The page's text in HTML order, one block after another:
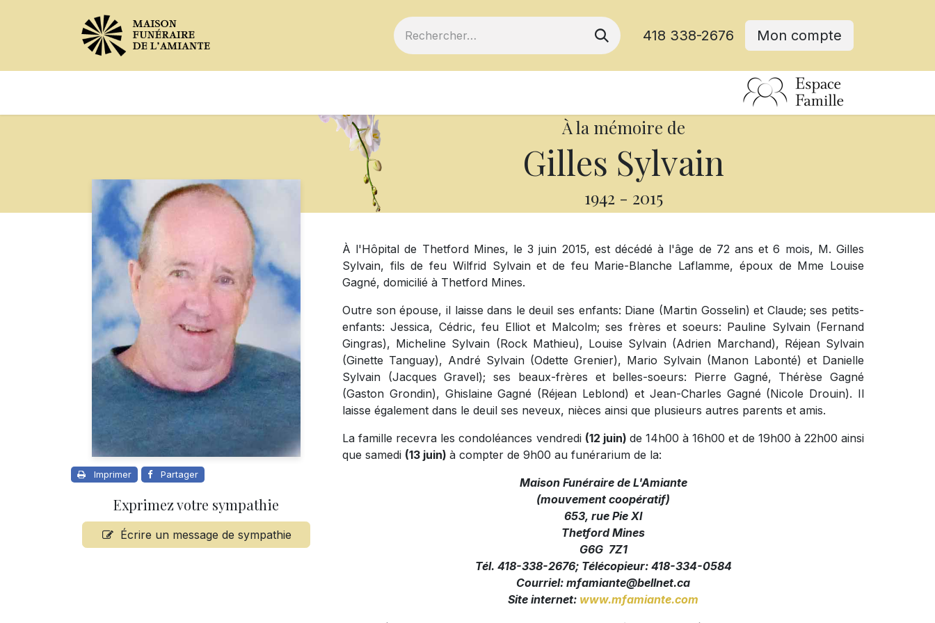
418 338-2676 Mon compte
À la mémoire de
Gilles Sylvain
1942 - 2015
Imprimer Partager
Exprimez votre sympathie
Écrire un message de sympathie
À l'Hôpital de Thetford Mines, le 3 juin 2015, est décédé à l'âge de 72 ans et 6 mois, M. Gilles
Sylvain, fils de feu Wilfrid Sylvain et de feu Marie-Blanche Laflamme, époux de Mme Louise
Gagné, domicilié à Thetford Mines.
Outre son épouse, il laisse dans le deuil ses enfants: Diane (Martin Gosselin) et Claude; ses petits-
enfants: Jessica, Cédric, feu Elliot et Malcolm; ses frères et soeurs: Pauline Sylvain (Fernand
Gingras), Micheline Sylvain (Rock Mathieu), Louise Sylvain (Adrien Marchand), Réjean Sylvain
(Ginette Tanguay), André Sylvain (Odette Grenier), Mario Sylvain (Manon Labonté) et Danielle
Sylvain (Jacques Gravel); ses beaux-frères et belles-soeurs: Pierre Gagné, Thérèse Gagné
(Gaston Grondin), Ghislaine Gagné (Réjean Leblond) et Jean-Charles Gagné (Nicole Drouin). Il
laisse également dans le deuil ses neveux, nièces ainsi que plusieurs autres parents et amis.
La famille recevra les condoléances vendredi (12 juin) de 14h00 à 16h00 et de 19h00 à 22h00 ainsi
que samedi (13 juin) à compter de 9h00 au funérarium de la:
Maison Funéraire de L'Amiante
(mouvement coopératif)
653, rue Pie XI
Thetford Mines
G6G 7Z1
Tél. 418-338-2676; Télécopieur: 418-334-0584
Courriel: mfamiante@bellnet.ca
Site internet: www.mfamiante.com